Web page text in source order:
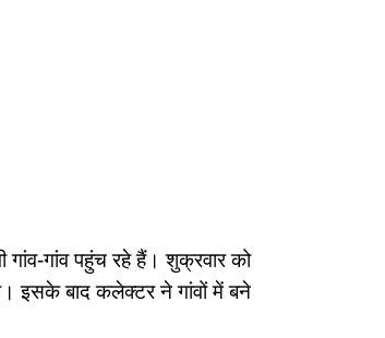
गांव पहुंच रहे हैं। शुक्रवार को
इसके बाद कलेक्टर ने गांवों में बने